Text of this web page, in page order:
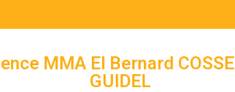
MMA EI Bernard
GUIDEL